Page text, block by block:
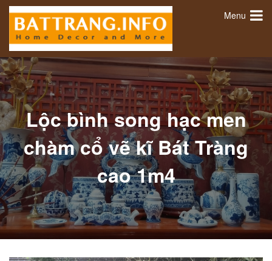
Menu
Lộc bình song hạc men
chàm cổ vẽ kĩ Bát Tràng
cao 1m4